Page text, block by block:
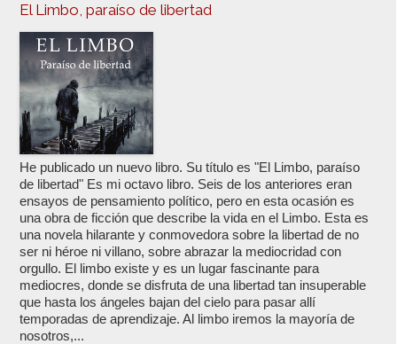
El Limbo, paraíso de libertad
He publicado un nuevo libro. Su título es "El Limbo, paraíso
de libertad" Es mi octavo libro. Seis de los anteriores eran
ensayos de pensamiento político, pero en esta ocasión es
una obra de ficción que describe la vida en el Limbo. Esta es
una novela hilarante y conmovedora sobre la libertad de no
ser ni héroe ni villano, sobre abrazar la mediocridad con
orgullo. El limbo existe y es un lugar fascinante para
mediocres, donde se disfruta de una libertad tan insuperable
que hasta los ángeles bajan del cielo para pasar allí
temporadas de aprendizaje. Al limbo iremos la mayoría de
nosotros,...